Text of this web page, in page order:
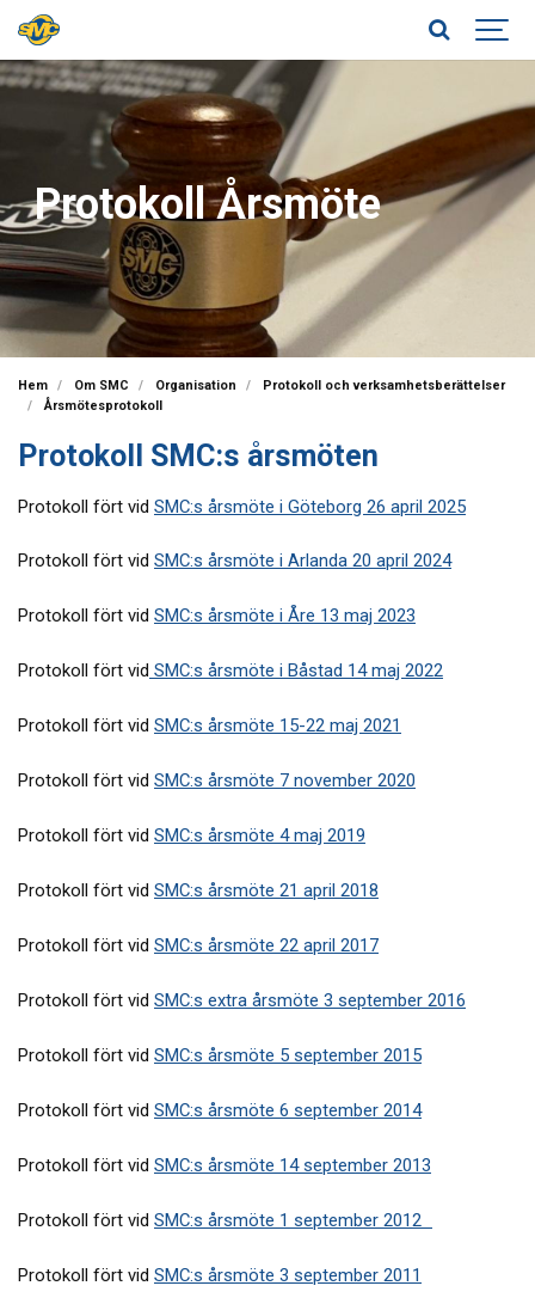
Protokoll Årsmöte
Hem Om SMC Organisation
Protokoll och verksamhetsberättelser
Årsmötesprotokoll
Protokoll SMC:s årsmöten
Protokoll fört vid SMC:s årsmöte i Göteborg 26 april 2025
Protokoll fört vid SMC:s årsmöte i Arlanda 20 april 2024
Protokoll fört vid SMC:s årsmöte i Åre 13 maj 2023
Protokoll fört vid SMC:s årsmöte i Båstad 14 maj 2022
Protokoll fört vid SMC:s årsmöte 15-22 maj 2021
Protokoll fört vid SMC:s årsmöte 7 november 2020
Protokoll fört vid SMC:s årsmöte 4 maj 2019
Protokoll fört vid SMC:s årsmöte 21 april 2018
Protokoll fört vid SMC:s årsmöte 22 april 2017
Protokoll fört vid SMC:s extra årsmöte 3 september 2016
Protokoll fört vid SMC:s årsmöte 5 september 2015
Protokoll fört vid SMC:s årsmöte 6 september 2014
Protokoll fört vid SMC:s årsmöte 14 september 2013
Protokoll fört vid SMC:s årsmöte 1 september 2012
Protokoll fört vid SMC:s årsmöte 3 september 2011